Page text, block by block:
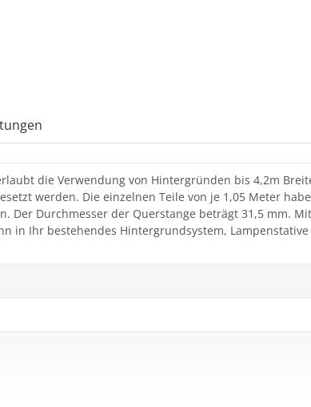
die Verwendung von Hintergründen bis 4,2m
werden. Die einzelnen Teile von je 1,05 Meter
Der Durchmesser der Querstange beträgt 31,5 mm.
in Ihr bestehendes Hintergrundsystem,